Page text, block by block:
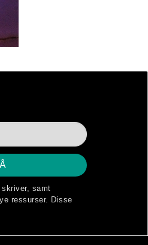
samt
ressurser. Disse